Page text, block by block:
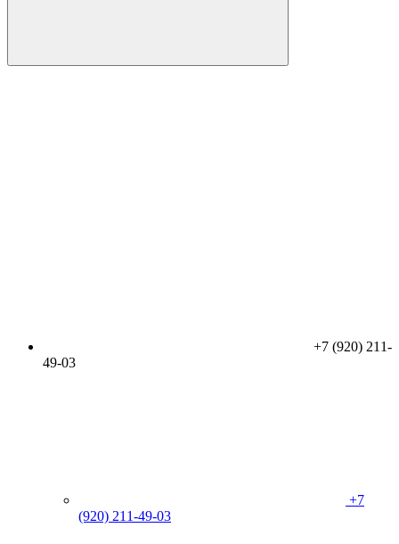
+7 (920) 211-
49-03
+7
(920) 211-49-03